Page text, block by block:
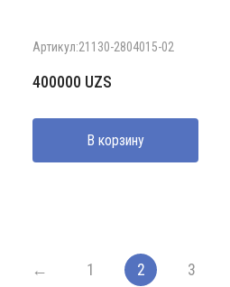
Артикул:21130-2804015-02
400000 UZS
В корзину
← 1 2 3